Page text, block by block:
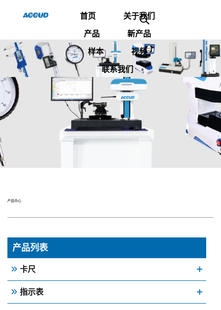
首页 关于我们
产品 新产品
样本 视频
联系我们
产品中心
产品列表
卡尺
指示表